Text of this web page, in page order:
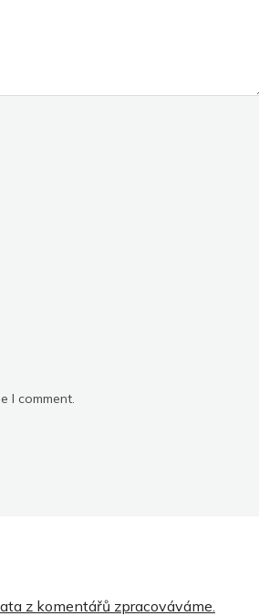
I comment.
z komentářů zpracováváme.